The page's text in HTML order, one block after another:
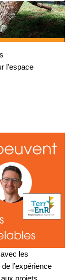
l'espace
les
l’expérience
projets